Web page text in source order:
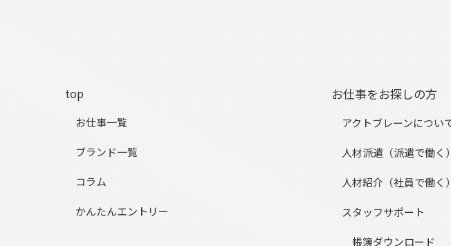
top
お仕事一覧
ブランド一覧
コラム
かんたんエントリー
お仕事をお探しの方
アクトブレーンについ
人材派遣（派遣で働く）
人材紹介（社員で働く）
スタッフサポート
帳簿ダウンロード